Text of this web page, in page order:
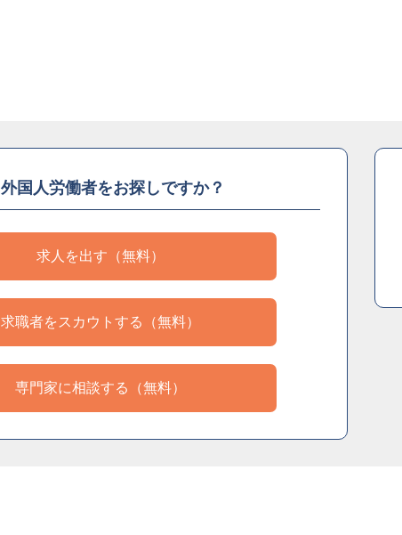
外国人労働者をお探しですか？
求人を出す（無料）
求職者をスカウトする（無料）
専門家に相談する（無料）